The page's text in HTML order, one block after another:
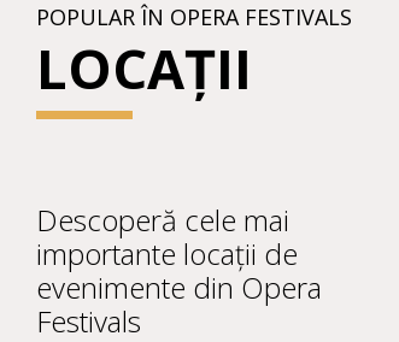
POPULAR ÎN OPERA FESTIVALS
LOCAȚII
Descoperă cele mai
importante locații de
evenimente din Opera
Festivals